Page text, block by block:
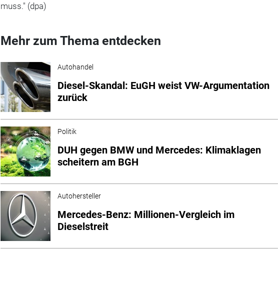
muss." (dpa)
Mehr zum Thema entdecken
Autohandel
Diesel-Skandal: EuGH weist VW-Argumentation
zurück
Politik
DUH gegen BMW und Mercedes: Klimaklagen
scheitern am BGH
Autohersteller
Mercedes-Benz: Millionen-Vergleich im
Dieselstreit